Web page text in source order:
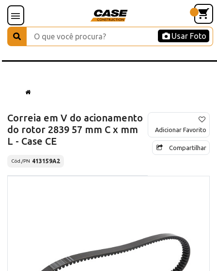
Usar Foto
Correia em V do acionamento
do rotor 2839 57 mm C x mm
L - Case CE
Cód./PN 413159A2
Adicionar Favorito
Compartilhar